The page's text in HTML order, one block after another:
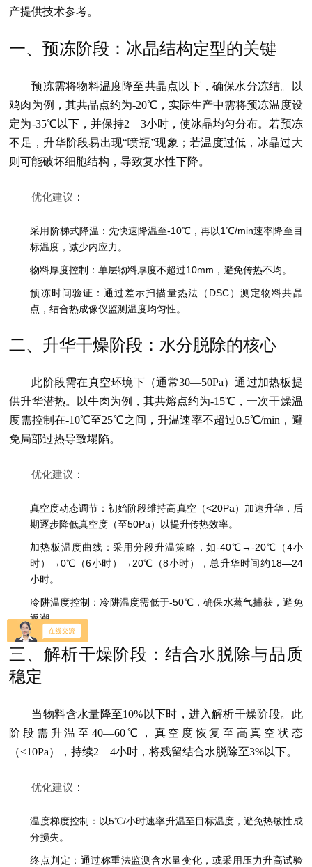
产提供技术参考。
一、预冻阶段：冰晶结构定型的关键
预冻需将物料温度降至共晶点以下，确保水分冻结。以
鸡肉为例，其共晶点约为-20℃，实际生产中需将预冻温度设
定为-35℃以下，并保持2—3小时，使冰晶均匀分布。若预冻
不足，升华阶段易出现“喷瓶”现象；若温度过低，冰晶过大
则可能破坏细胞结构，导致复水性下降。
优化建议 ：
采用阶梯式降温：先快速降温至-10℃，再以1℃/min速率降至目
标温度，减少内应力。
物料厚度控制：单层物料厚度不超过10mm，避免传热不均。
预冻时间验证：通过差示扫描量热法（DSC）测定物料共晶
点，结合热成像仪监测温度均匀性。
二、升华干燥阶段：水分脱除的核心
此阶段需在真空环境下（通常30—50Pa）通过加热板提
供升华潜热。以牛肉为例，其共熔点约为-15℃，一次干燥温
度需控制在-10℃至25℃之间，升温速率不超过0.5℃/min，避
免局部过热导致塌陷。
优化建议 ：
真空度动态调节：初始阶段维持高真空（<20Pa）加速升华，后
期逐步降低真空度（至50Pa）以提升传热效率。
加热板温度曲线：采用分段升温策略，如-40℃→-20℃（4小
时）→0℃（6小时）→20℃（8小时），总升华时间约18—24
小时。
冷阱温度控制：冷阱温度需低于-50℃，确保水蒸气捕获，避免
返潮。
三、解析干燥阶段：结合水脱除与品质
稳定
当物料含水量降至10%以下时，进入解析干燥阶段。此
阶段需升温至40—60℃，真空度恢复至高真空状态
（<10Pa），持续2—4小时，将残留结合水脱除至3%以下。
优化建议 ：
温度梯度控制：以5℃/小时速率升温至目标温度，避免热敏性成
分损失。
终点判定：通过称重法监测含水量变化，或采用压力升高试验